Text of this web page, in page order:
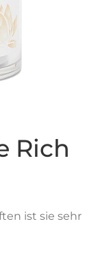
Rich
ist sie sehr